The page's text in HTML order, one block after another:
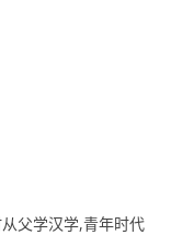
父学汉学,青年时代